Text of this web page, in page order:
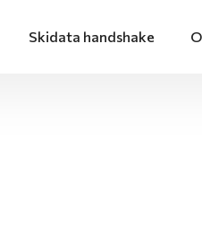
Skidata handshake